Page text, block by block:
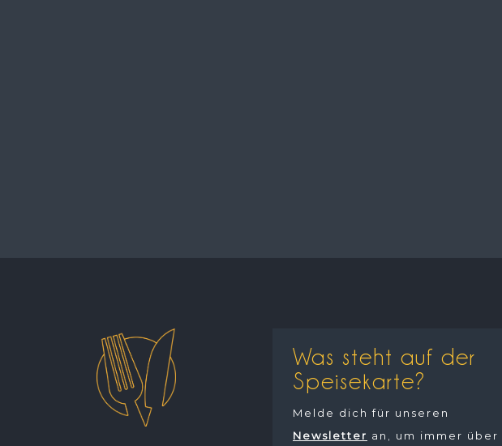
Was steht auf der
Speisekarte?
Melde dich für unseren
Newsletter an, um immer über